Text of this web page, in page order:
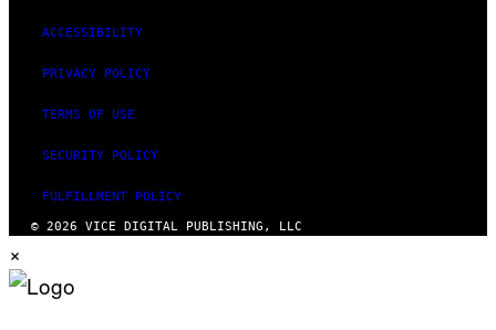
ACCESSIBILITY
PRIVACY POLICY
TERMS OF USE
SECURITY POLICY
FULFILLMENT POLICY
© 2026 VICE DIGITAL PUBLISHING, LLC
×